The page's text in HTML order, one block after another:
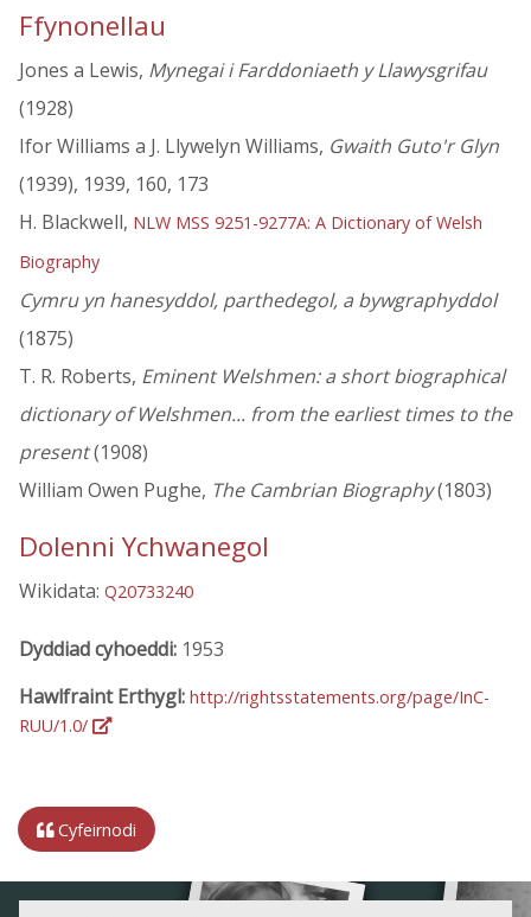
Ffynonellau
Jones a Lewis, Mynegai i Farddoniaeth y Llawysgrifau
(1928)
Ifor Williams a J. Llywelyn Williams, Gwaith Guto'r Glyn
(1939), 1939, 160, 173
H. Blackwell, NLW MSS 9251-9277A: A Dictionary of Welsh
Biography
Cymru yn hanesyddol, parthedegol, a bywgraphyddol
(1875)
T. R. Roberts, Eminent Welshmen: a short biographical
dictionary of Welshmen... from the earliest times to the
present(1908)
William Owen Pughe, The Cambrian Biography(1803)
Dolenni Ychwanegol
Wikidata: Q20733240
Dyddiad cyhoeddi: 1953
Hawlfraint Erthygl: http://rightsstatements.org/page/InC-
RUU/1.0/
Cyfeirnodi